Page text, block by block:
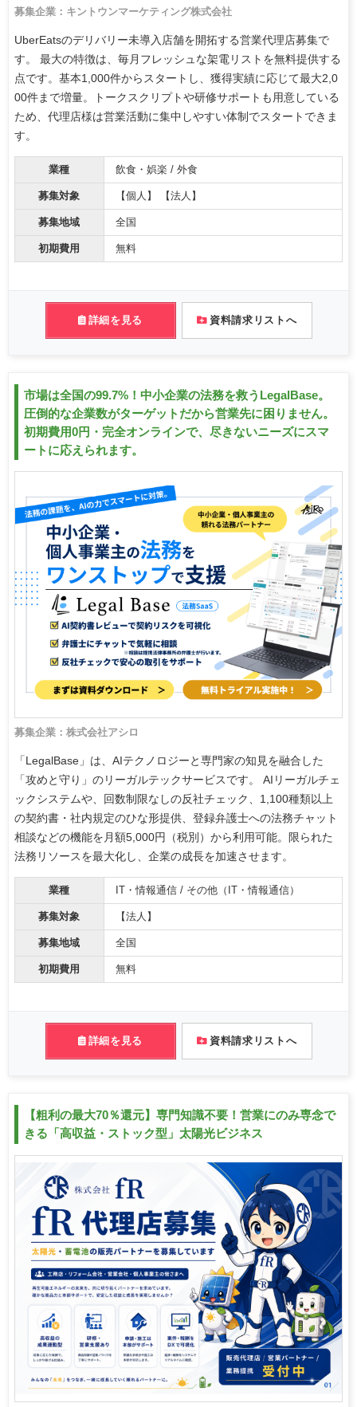
募集企業：キントウンマーケティング株式会社
UberEatsのデリバリー未導入店舗を開拓する営業代理店募集で
す。 最大の特徴は、毎月フレッシュな架電リストを無料提供する
点です。基本1,000件からスタートし、獲得実績に応じて最大2,0
00件まで増量。トークスクリプトや研修サポートも用意している
ため、代理店様は営業活動に集中しやすい体制でスタートできま
す。
業種 飲食・娯楽 / 外食
募集対象 【個人】 【法人】
募集地域 全国
初期費用 無料
詳細を見る 資料請求リストへ
市場は全国の99.7%！中小企業の法務を救うLegalBase。
圧倒的な企業数がターゲットだから営業先に困りません。
初期費用0円・完全オンラインで、尽きないニーズにスマ
ートに応えられます。
募集企業：株式会社アシロ
「LegalBase」は、AIテクノロジーと専門家の知見を融合した
「攻めと守り」のリーガルテックサービスです。 AIリーガルチェ
ックシステムや、回数制限なしの反社チェック、1,100種類以上
の契約書・社内規定のひな形提供、登録弁護士への法務チャット
相談などの機能を月額5,000円（税別）から利用可能。限られた
法務リソースを最大化し、企業の成長を加速させます。
業種 IT・情報通信 / その他（IT・情報通信）
募集対象 【法人】
募集地域 全国
初期費用 無料
詳細を見る 資料請求リストへ
【粗利の最大70％還元】専門知識不要！営業にのみ専念で
きる「高収益・ストック型」太陽光ビジネス